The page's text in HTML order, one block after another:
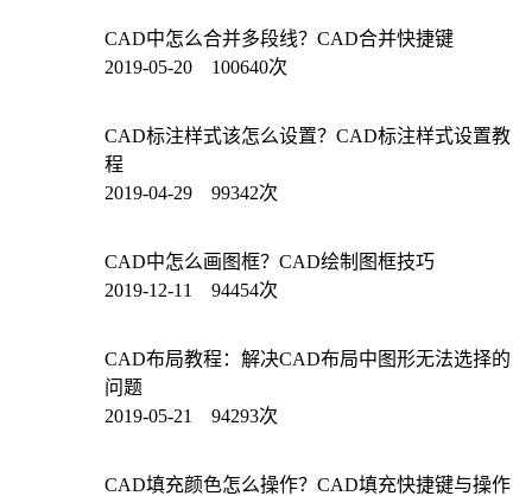
CAD中怎么合并多段线？CAD合并快捷键
2019-05-20 100640次
CAD标注样式该怎么设置？CAD标注样式设置教
程
2019-04-29 99342次
CAD中怎么画图框？CAD绘制图框技巧
2019-12-11 94454次
CAD布局教程：解决CAD布局中图形无法选择的
问题
2019-05-21 94293次
CAD填充颜色怎么操作？CAD填充快捷键与操作